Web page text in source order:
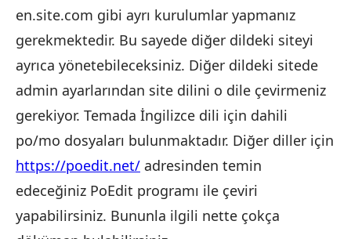
en.site.com gibi ayrı kurulumlar yapmanız
gerekmektedir. Bu sayede diğer dildeki siteyi
ayrıca yönetebileceksiniz. Diğer dildeki sitede
admin ayarlarından site dilini o dile çevirmeniz
gerekiyor. Temada İngilizce dili için dahili
po/mo dosyaları bulunmaktadır. Diğer diller için
https://poedit.net/ adresinden temin
edeceğiniz PoEdit programı ile çeviri
yapabilirsiniz. Bununla ilgili nette çokça